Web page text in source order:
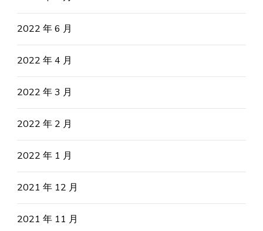
2022 年 6 月
2022 年 4 月
2022 年 3 月
2022 年 2 月
2022 年 1 月
2021 年 12 月
2021 年 11 月